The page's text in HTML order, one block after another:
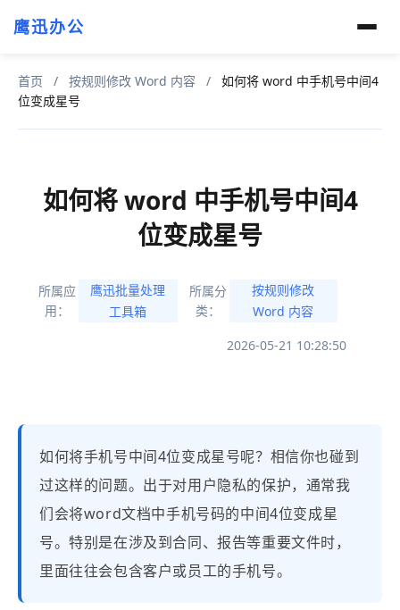
鹰迅办公
首页 / 按规则修改 Word 内容 /
如何将 word 中手机号中间4
位变成星号
如何将 word 中手机号中间4
位变成星号
所属应
用：
鹰迅批量处理
工具箱
所属分
类：
按规则修改
Word 内容
2026-05-21 10:28:50
如何将手机号中间4位变成星号呢？相信你也碰到
过这样的问题。出于对用户隐私的保护，通常我
们会将word文档中手机号码的中间4位变成星
号。特别是在涉及到合同、报告等重要文件时，
里面往往会包含客户或员工的手机号。